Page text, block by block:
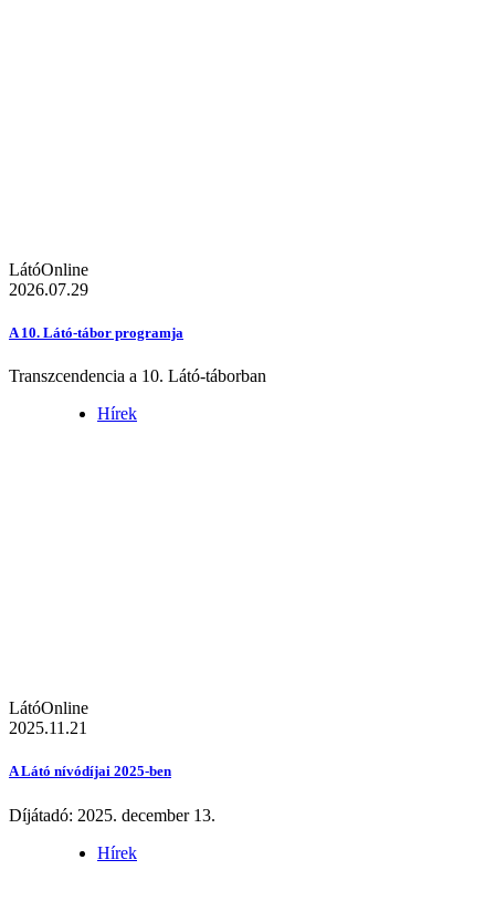
LátóOnline
2026.07.29
A 10. Látó-tábor programja
Transzcendencia a 10. Látó-táborban
Hírek
LátóOnline
2025.11.21
A Látó nívódíjai 2025-ben
Díjátadó: 2025. december 13.
Hírek